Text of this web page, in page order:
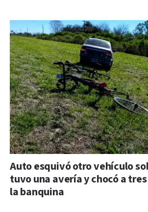
Auto esquivó otro vehículo
tuvo una avería y chocó a
la banquina